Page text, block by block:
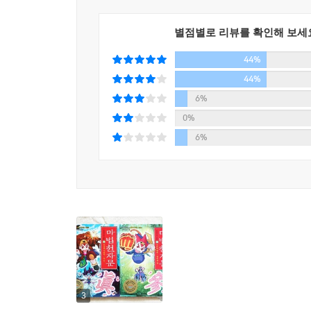
별점별로 리뷰를 확인해 보세
44%
44%
6%
0%
6%
3